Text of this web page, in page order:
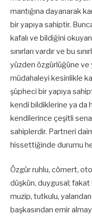
mantığına dayanarak
bir yapıya sahiptir.
kafalı ve bildiğini
sınırları vardır ve bu
yüzden özgürlüğüne ve
müdahaleyi kesinlikle
şüpheci bir yapıya
kendi bildiklerine ya da
kendilerince çeşitli
sahiplerdir. Partneri
hissettiğinde durumu
Özgür ruhlu, cömert,
düşkün, duygusal;
muzip, tutkulu,
başkasından emir